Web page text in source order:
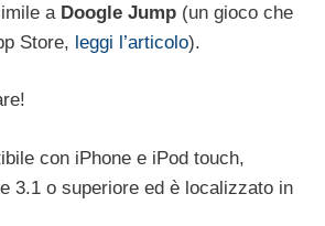
a Doogle Jump (un gioco che
Store, leggi l’articolo).
con iPhone e iPod touch,
3.1 o superiore ed è localizzato in